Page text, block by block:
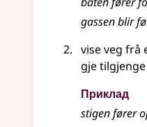
gassen blir
vise veg frå
gje
Приклад
stigen fører